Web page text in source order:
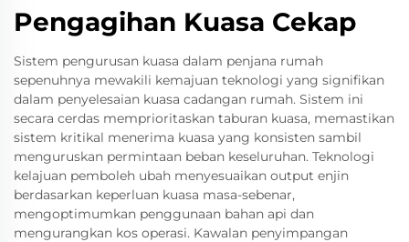
Pengagihan Kuasa Cekap
Sistem pengurusan kuasa dalam penjana rumah
sepenuhnya mewakili kemajuan teknologi yang signifikan
dalam penyelesaian kuasa cadangan rumah. Sistem ini
secara cerdas memprioritaskan taburan kuasa, memastikan
sistem kritikal menerima kuasa yang konsisten sambil
menguruskan permintaan beban keseluruhan. Teknologi
kelajuan pemboleh ubah menyesuaikan output enjin
berdasarkan keperluan kuasa masa-sebenar,
mengoptimumkan penggunaan bahan api dan
mengurangkan kos operasi. Kawalan penyimpangan